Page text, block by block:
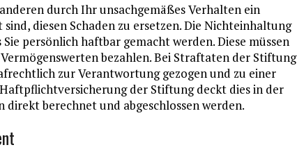
durch Ihr unsachgemäßes Verhalten ein
diesen Schaden zu ersetzen. Die Nichteinhaltung
persönlich haftbar gemacht werden. Diese müssen
bezahlen. Bei Straftaten der Stiftung
zur Verantwortung gezogen und zu einer
der Stiftung deckt dies in der
berechnet und abgeschlossen werden.